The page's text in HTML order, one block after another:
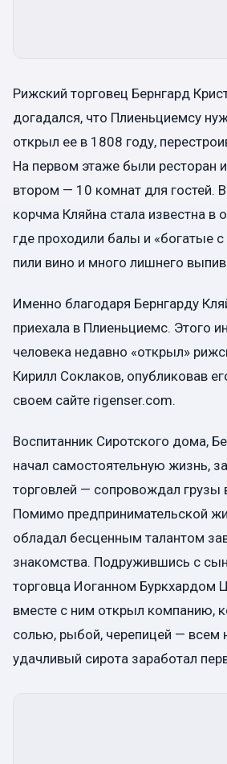
Рижский торговец Бернгард
догадался, что Плиеньциемсу
открыл ее в 1808 году,
На первом этаже были ресторан
втором — 10 комнат для гостей.
корчма Кляйна стала известна в
где проходили балы и «богатые
пили вино и много лишнего
Именно благодаря Бернгарду
приехала в Плиеньциемс. Этого
человека недавно «открыл»
Кирилл Соклаков, опубликовав
своем сайте rigenser.com.
Воспитанник Сиротского дома,
начал самостоятельную жизнь,
торговлей — сопровождал грузы
Помимо предпринимательской
обладал бесценным талантом
знакомства. Подружившись с
торговца Иоганном Буркхардом
вместе с ним открыл компанию,
солью, рыбой, черепицей — всем
удачливый сирота заработал